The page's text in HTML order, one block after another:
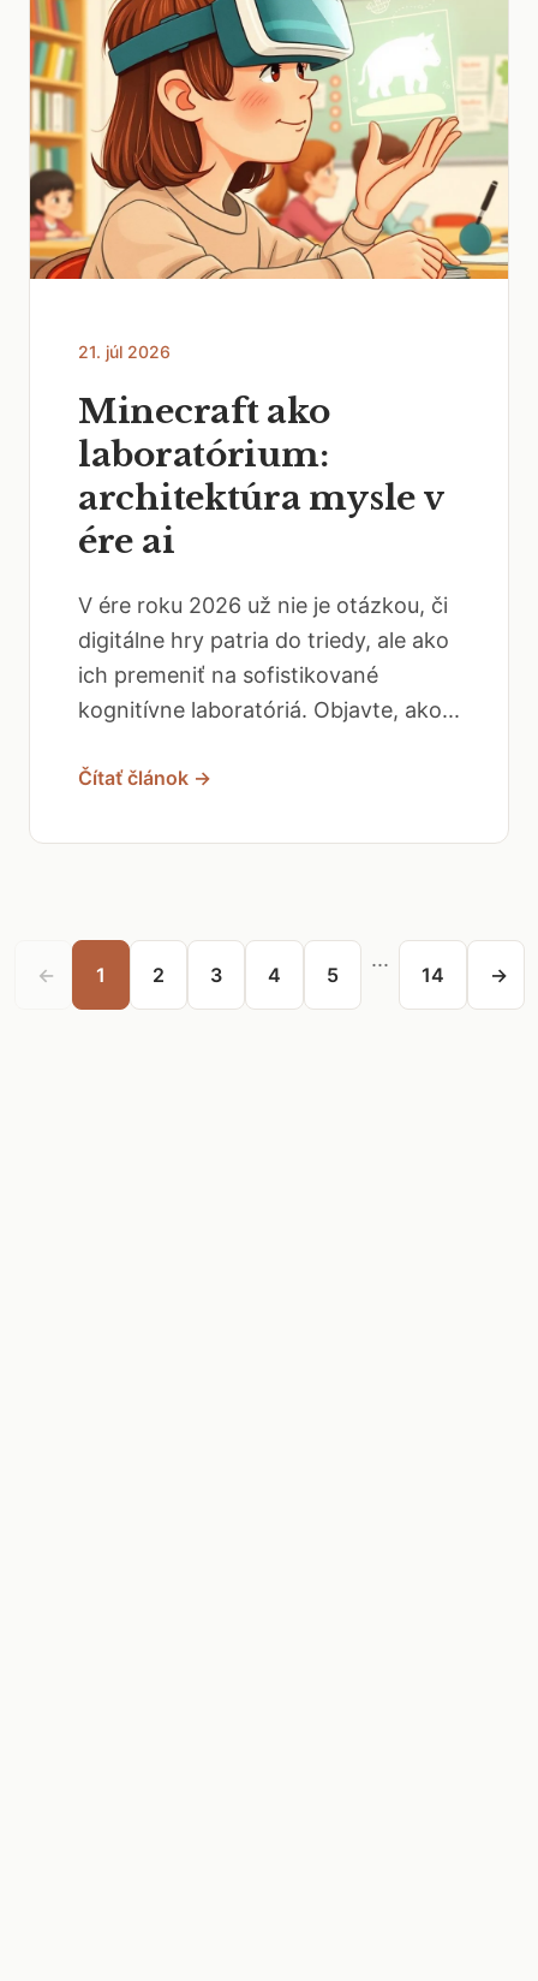
21. júl 2026
Minecraft ako
laboratórium:
architektúra mysle v
ére ai
V ére roku 2026 už nie je otázkou, či
digitálne hry patria do triedy, ale ako
ich premeniť na sofistikované
kognitívne laboratóriá. Objavte, ako...
Čítať článok →
← 1 2 3 4 5
...
14 →